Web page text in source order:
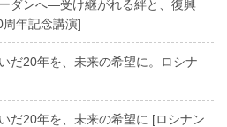
ダンへ―受け継がれる絆と、復興
年記念講演]
だ20年を、未来の希望に。ロシナ
だ20年を、未来の希望に [ロシナン